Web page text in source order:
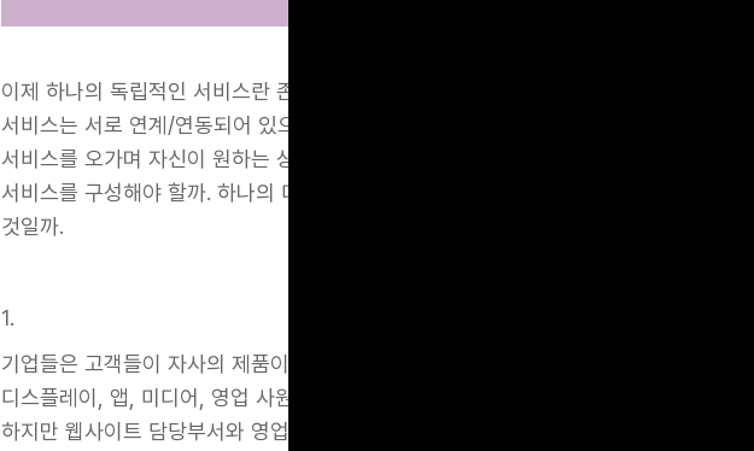
이제 하나의 독립적인 서비스란 존재하지 않는다. 시스템도 마찬가지다. 디지털 환경
서비스는 서로 연계/연동되어 있으며, 서로 영향을 주고받는다. 이러한 환경 속에서 고
서비스를 오가며 자신이 원하는 상품과 서비스를 구매하고 이용한다. 이런 상황 속에서
서비스를 구성해야 할까. 하나의 디지털 제품/서비스를 구현하기 위해 우리는 무엇을
것일까.
1.
기업들은 고객들이 자사의 제품이나 서비스에서 뿐만 아니라 다양한 마케팅/영업 접점
디스플레이, 앱, 미디어, 영업 사원이나 대리점 등 - 과 접촉할 때 만족스러운 상호작용
하지만 웹사이트 담당부서와 영업 부서는 서로 다르듯, 각 접점별로 서로 다른 담당자